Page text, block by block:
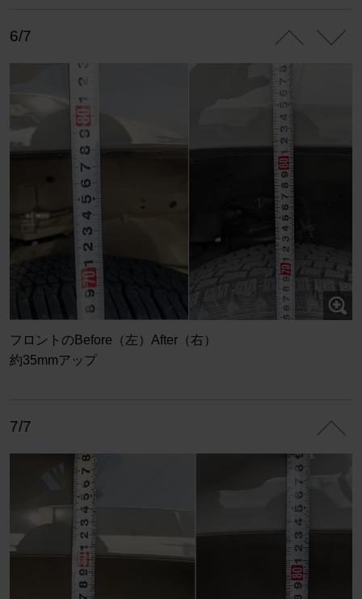
6/7
フロントのBefore（左）After（右）
約35mmアップ
7/7